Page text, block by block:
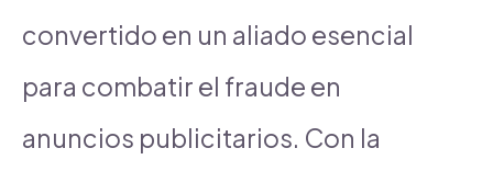
convertido en un aliado esencial
para combatir el fraude en
anuncios publicitarios. Con la